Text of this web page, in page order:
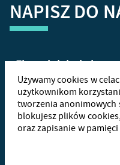
NAPISZ DO
Używamy cookies w
użytkownikom
tworzenia anonimowych
blokujesz plików
oraz zapisanie w